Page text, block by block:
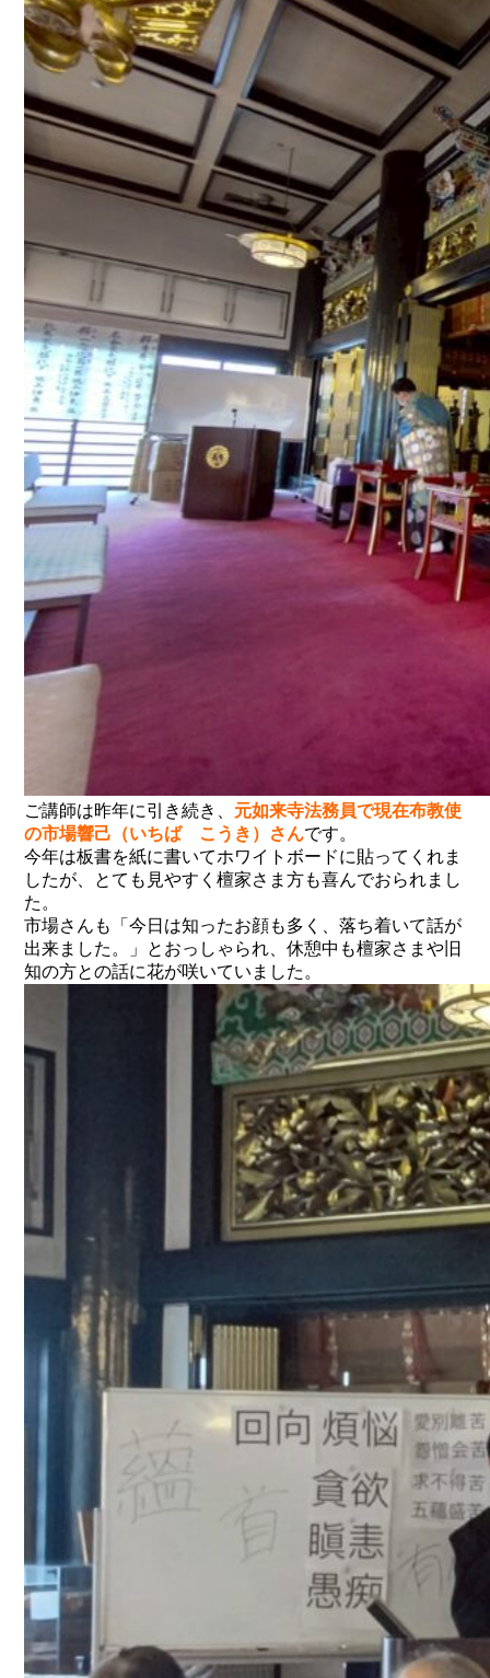
ご講師は昨年に引き続き、 元如来寺法務員で現在布教使
の市場響己（いちば こうき）さんです。
今年は板書を紙に書いてホワイトボードに貼ってくれま
したが、とても見やすく檀家さま方も喜んでおられまし
た。
市場さんも「今日は知ったお顔も多く、落ち着いて話が
出来ました。」とおっしゃられ、休憩中も檀家さまや旧
知の方との話に花が咲いていました。